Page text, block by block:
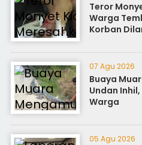
Teror
Warga Tembilahan
Korban
07 Agu 2026
Buaya
Undan
Warga
05 Agu 2026